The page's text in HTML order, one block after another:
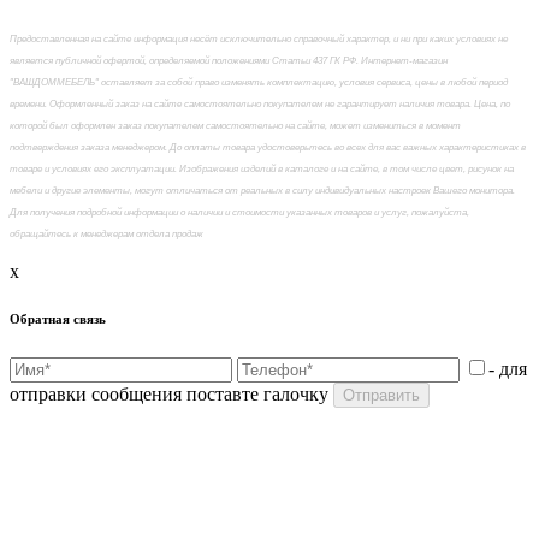
Предоставленная на сайте информация несёт исключительно справочный характер, и ни при каких условиях не
является публичной офертой, определяемой положениями Статьи 437 ГК РФ. Интернет-магазин
"ВАШДОММЕБЕЛЬ" оставляет за собой право изменять комплектацию, условия сервиса, цены в любой период
времени. Оформленный заказ на сайте самостоятельно покупателем не гарантирует наличия товара. Цена, по
которой был оформлен заказ покупателем самостоятельно на сайте, может измениться в момент
подтверждения заказа менеджером. До оплаты товара удостоверьтесь во всех для вас важных характеристиках в
товаре и условиях его эксплуатации. Изображения изделий в каталоге и на сайте, в том числе цвет, рисунок на
мебели и другие элементы, могут отличаться от реальных в силу индивидуальных настроек Вашего монитора.
Для получения подробной информации о наличии и стоимости указанных товаров и услуг, пожалуйста,
обращайтесь к менеджерам отдела продаж
x
Обратная связь
- для
отправки сообщения поставте галочку